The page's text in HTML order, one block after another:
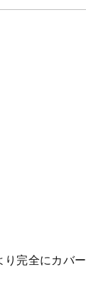
完全にカバー